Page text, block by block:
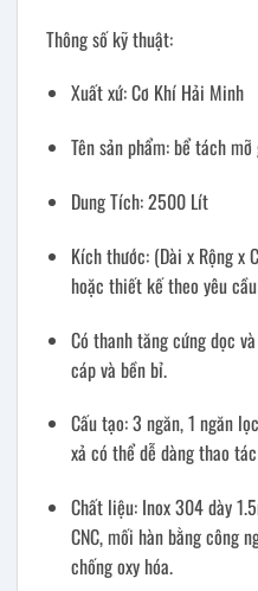
Thông số kỹ thuật:
Xuất xứ: Cơ Khí Hải Minh
Tên sản phẩm: bể tách
Dung Tích: 2500 Lít
Kích thước: (Dài x Rộng x
hoặc thiết kế theo yêu
Có thanh tăng cứng dọc
cáp và bền bỉ.
Cấu tạo: 3 ngăn, 1 ngăn
xả có thể dễ dàng thao
Chất liệu: Inox 304 dày
CNC, mối hàn bằng công
chống oxy hóa.